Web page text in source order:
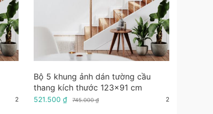
2
Bộ 5 khung ảnh dán tường cầu
thang kích thước 123x91 cm
521.500 ₫ 745.000 ₫ 2